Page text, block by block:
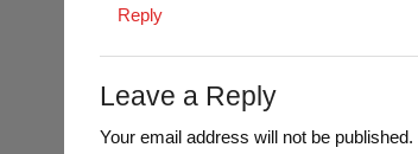
Reply
Leave a Reply
Your email address will not be published.